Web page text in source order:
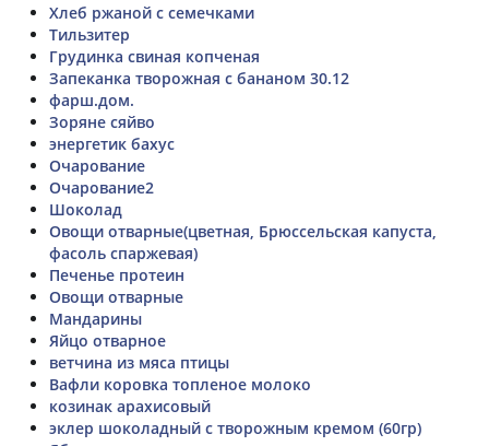
Хлеб ржаной с семечками
Тильзитер
Грудинка свиная копченая
Запеканка творожная с бананом 30.12
фарш.дом.
Зоряне сяйво
энергетик бахус
Очарование
Очарование2
Шоколад
Овощи отварные(цветная, Брюссельская капуста,
фасоль спаржевая)
Печенье протеин
Овощи отварные
Мандарины
Яйцо отварное
ветчина из мяса птицы
Вафли коровка топленое молоко
козинак арахисовый
эклер шоколадный с творожным кремом (60гр)